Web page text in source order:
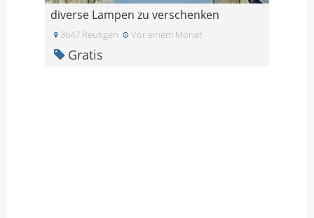
diverse Lampen zu verschenken
3647 Reutigen Vor einem Monat
Gratis